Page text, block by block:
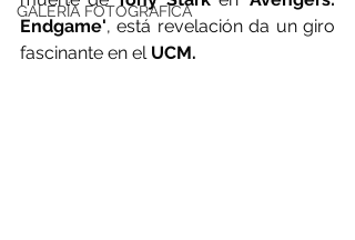
GALERÍA FOTOGRÁFICA
Endgame', está revelación da un giro
fascinante en el UCM.